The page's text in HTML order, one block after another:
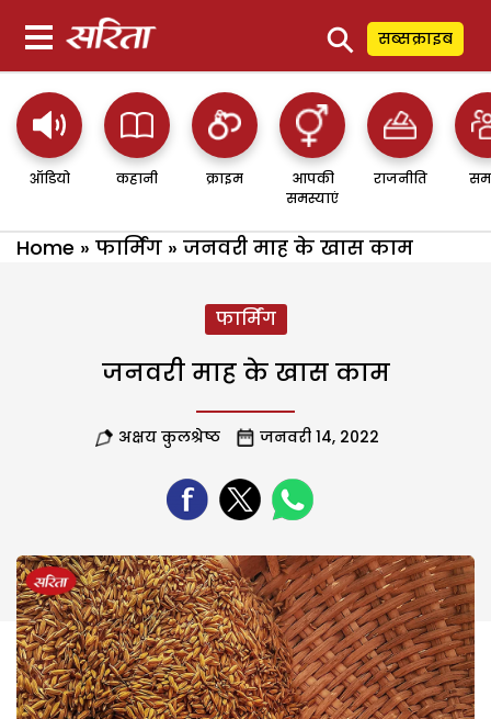
⚲ सब्सक्राइब
ऑडियो कहानी क्राइम
आपकी
समस्याएं
राजनीति
Home » फार्मिंग » जनवरी माह के खास काम
फार्मिंग
जनवरी माह के खास काम
अक्षय कुलश्रेष्ठ जनवरी 14, 2022